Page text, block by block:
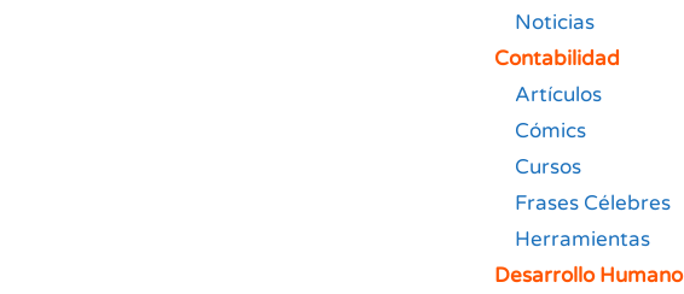
Noticias
Contabilidad
Artículos
Cómics
Cursos
Frases Célebres
Herramientas
Desarrollo Humano